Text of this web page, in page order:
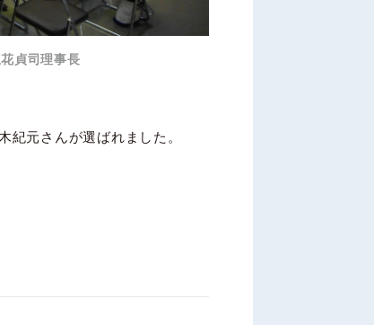
貞司理事長
元さんが選ばれました。